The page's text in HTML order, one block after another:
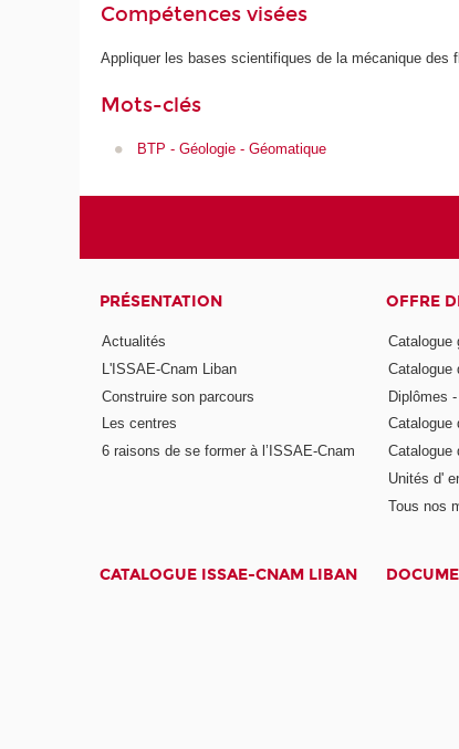
Compétences visées
Appliquer les bases scientifiques de la mécanique des
Mots-clés
BTP - Géologie - Géomatique
PRÉSENTATION
Actualités
L'ISSAE-Cnam Liban
Construire son parcours
Les centres
6 raisons de se former à l’ISSAE-Cnam
OFFRE
Catalogue
Catalogue
Diplômes
Catalogue
Catalogue
Unités d'
Tous nos
CATALOGUE ISSAE-CNAM LIBAN